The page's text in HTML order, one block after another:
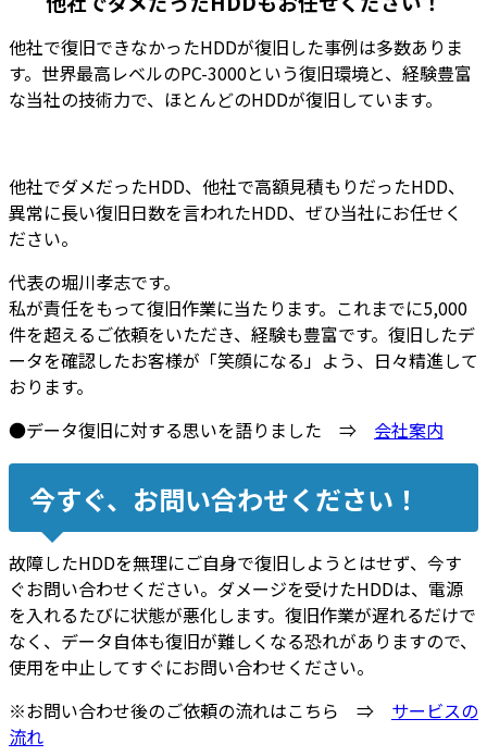
他社で復旧できなかったHDDが復旧した事例は多数ありま
す。 世界最高レベルのPC-3000という復旧環境と、経験豊富
な当社の技術力で、ほとんどのHDDが復旧しています。
他社でダメだったHDD、 他社で高額見積もりだったHDD、
異常に長い復旧日数を言われたHDD、ぜひ当社にお任せく
ださい。
代表の堀川孝志です。
私が責任をもって復旧作業に当たります。これまでに5,000
件を超えるご依頼をいただき、経験も豊富です。復旧したデ
ータを確認したお客様が「笑顔になる」よう、日々精進して
おります。
●データ復旧に対する思いを語りました ⇒ 会社案内
今すぐ、お問い合わせください！
故障したHDDを無理にご自身で復旧しようとはせず、今す
ぐお問い合わせください。ダメージを受けたHDDは、 電源
を入れるたびに状態が悪化します。復旧作業が遅れるだけで
なく、データ自体も復旧が難しくなる恐れがありますので、
使用を中止してすぐにお問い合わせください。
※お問い合わせ後のご依頼の流れはこちら ⇒ サービスの
流れ